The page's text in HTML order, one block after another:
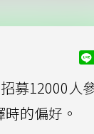
募12000人
的偏好。